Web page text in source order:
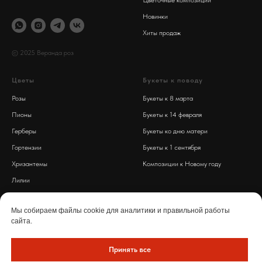
© 2025 Веранда роз
Новинки
Хиты продаж
Цветы
Розы
Пионы
Герберы
Гортензии
Хризантемы
Лилии
Букеты к поводу
Букеты к 8 марта
Букеты к 14 февраля
Букеты ко дню матери
Букеты к 1 сентября
Композиции к Новому году
Политика конфиденциальности
Мы собираем файлы cookie для аналитики и правильной работы
сайта.
Принять все